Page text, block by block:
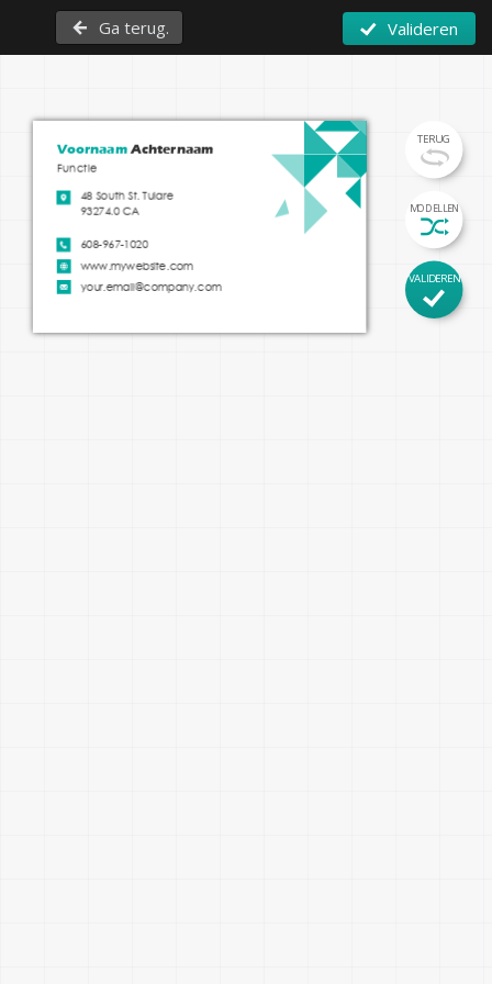
Ga terug. Valideren
TERUG
MODELLEN
VALIDEREN
www.mywebsite.com
your.email@company.com
608-967-1020
Functie
48 South St. Tulare
93274.0 CA
Voornaam Achternaam
instagram.com/mypage